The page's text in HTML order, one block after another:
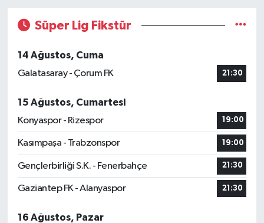
Süper Lig Fikstür
14 Ağustos, Cuma
Galatasaray - Çorum FK
21:30
15 Ağustos, Cumartesi
Konyaspor - Rizespor
19:00
Kasımpaşa - Trabzonspor 19:00
Gençlerbirliği S.K. - Fenerbahçe 21:30
Gaziantep FK - Alanyaspor 21:30
16 Ağustos, Pazar